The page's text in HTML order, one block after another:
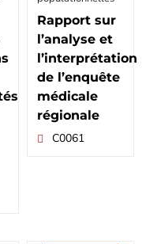
Rapport sur
l’analyse et
l’interprétation
de l’enquête
médicale
régionale
C0061